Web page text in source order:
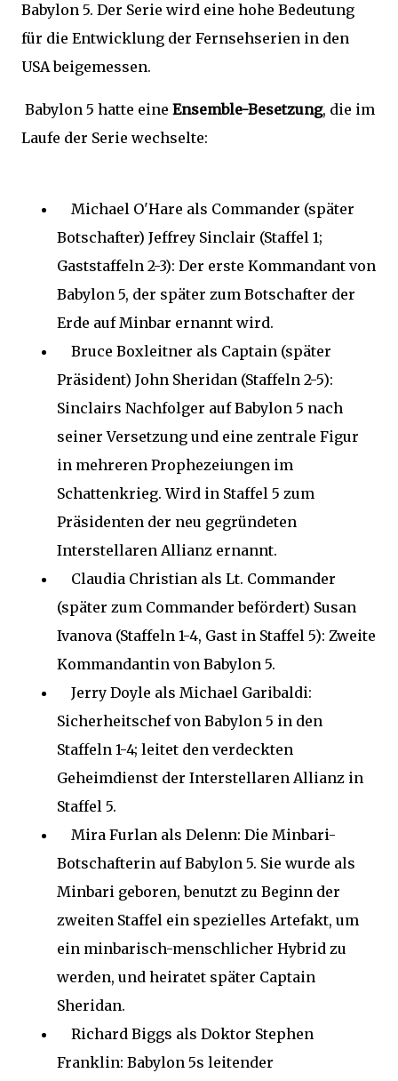
Babylon 5. Der Serie wird eine hohe Bedeutung
für die Entwicklung der Fernsehserien in den
USA beigemessen.
Babylon 5 hatte eine Ensemble-Besetzung, die im
Laufe der Serie wechselte:
Michael O'Hare als Commander (später
Botschafter) Jeffrey Sinclair (Staffel 1;
Gaststaffeln 2-3): Der erste Kommandant von
Babylon 5, der später zum Botschafter der
Erde auf Minbar ernannt wird.
Bruce Boxleitner als Captain (später
Präsident) John Sheridan (Staffeln 2-5):
Sinclairs Nachfolger auf Babylon 5 nach
seiner Versetzung und eine zentrale Figur
in mehreren Prophezeiungen im
Schattenkrieg. Wird in Staffel 5 zum
Präsidenten der neu gegründeten
Interstellaren Allianz ernannt.
Claudia Christian als Lt. Commander
(später zum Commander befördert) Susan
Ivanova (Staffeln 1-4, Gast in Staffel 5): Zweite
Kommandantin von Babylon 5.
Jerry Doyle als Michael Garibaldi:
Sicherheitschef von Babylon 5 in den
Staffeln 1-4; leitet den verdeckten
Geheimdienst der Interstellaren Allianz in
Staffel 5.
Mira Furlan als Delenn: Die Minbari-
Botschafterin auf Babylon 5. Sie wurde als
Minbari geboren, benutzt zu Beginn der
zweiten Staffel ein spezielles Artefakt, um
ein minbarisch-menschlicher Hybrid zu
werden, und heiratet später Captain
Sheridan.
Richard Biggs als Doktor Stephen
Franklin: Babylon 5s leitender